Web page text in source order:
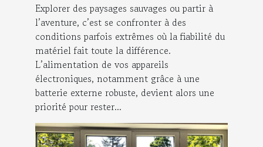
Explorer des paysages sauvages ou partir à
l’aventure, c’est se confronter à des
conditions parfois extrêmes où la fiabilité du
matériel fait toute la différence.
L’alimentation de vos appareils
électroniques, notamment grâce à une
batterie externe robuste, devient alors une
priorité pour rester...